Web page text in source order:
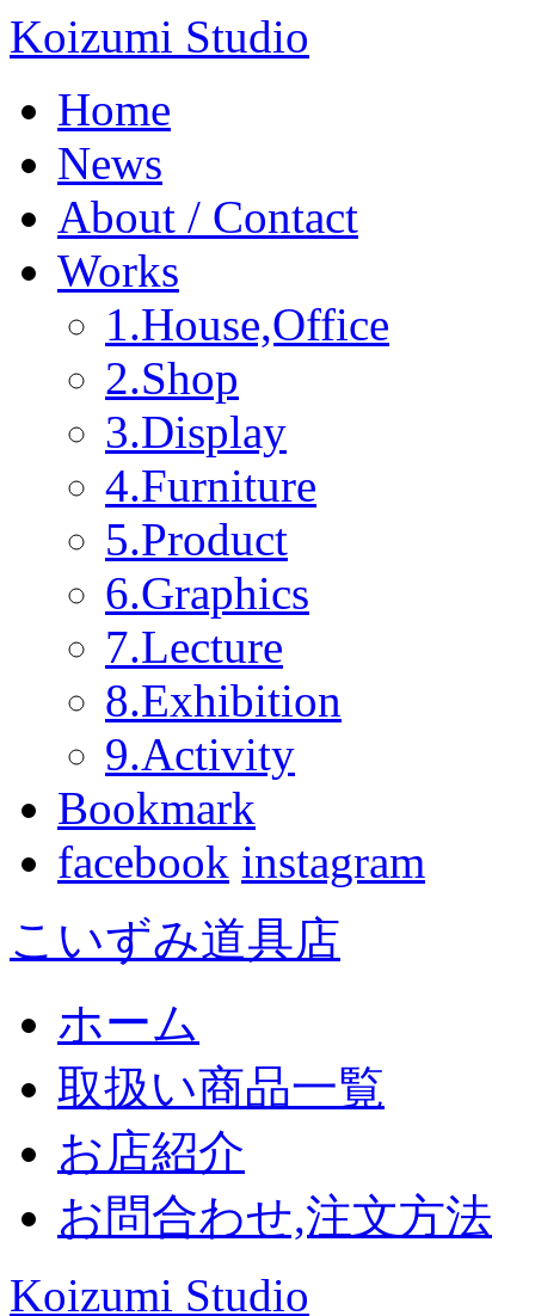
Koizumi Studio
Home
News
About / Contact
Works
1.House,Office
2.Shop
3.Display
4.Furniture
5.Product
6.Graphics
7.Lecture
8.Exhibition
9.Activity
Bookmark
facebook instagram
こいずみ道具店
ホーム
取扱い商品一覧
お店紹介
お問合わせ,注文方法
Koizumi Studio